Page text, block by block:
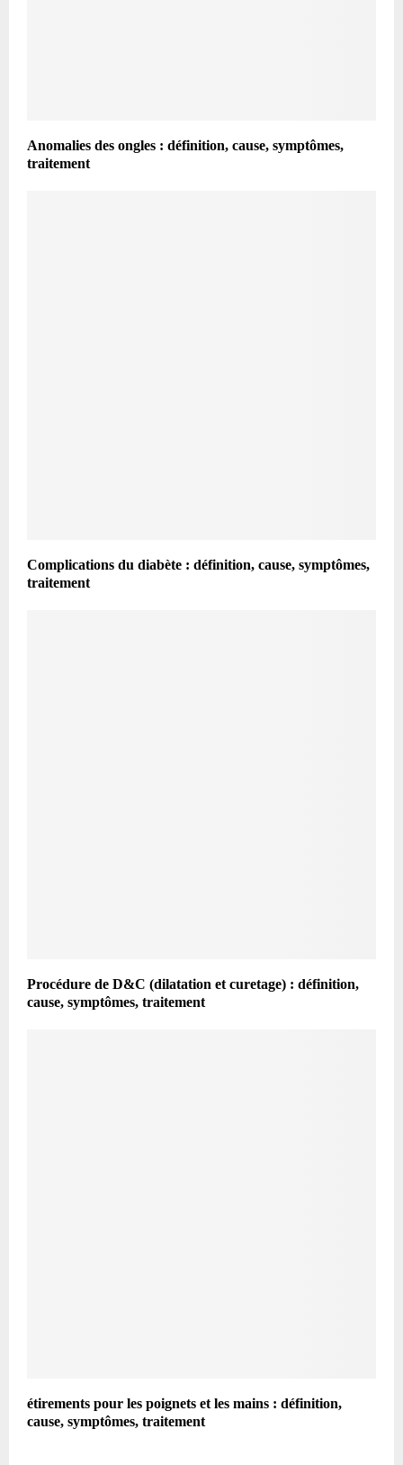
Anomalies des ongles : définition, cause, symptômes,
traitement
Complications du diabète : définition, cause, symptômes,
traitement
Procédure de D&C (dilatation et curetage) : définition,
cause, symptômes, traitement
étirements pour les poignets et les mains : définition,
cause, symptômes, traitement